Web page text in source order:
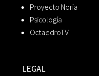
Proyecto Noria
Psicología
OctaedroTV
LEGAL